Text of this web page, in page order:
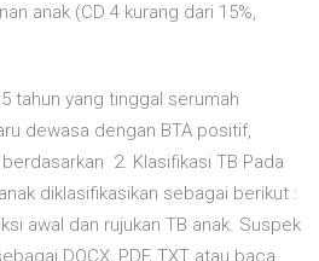
anak (CD 4 kurang dari 15%,
tahun yang tinggal serumah
dewasa dengan BTA positif,
2. Klasifikasi TB Pada
diklasifikasikan sebagai berikut :
awal dan rujukan TB anak. Suspek